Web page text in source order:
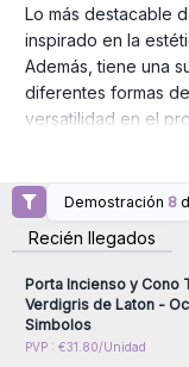
Lo más destacable
inspirado en la
Además, tiene una
diferentes formas
versatilidad en el
regalos o de
con los quemadores
España, seguro que
con los quemadores
Tenemosdiferentes
forma de loto,
símbolos, quemador
Demostración 8
Recién llegados
Inicie sesión o
para obtener
por mayor
Porta Incienso y Cono
Verdigris de Laton -
Simbolos
PVP : €31.80/Unidad
Inicie sesión o